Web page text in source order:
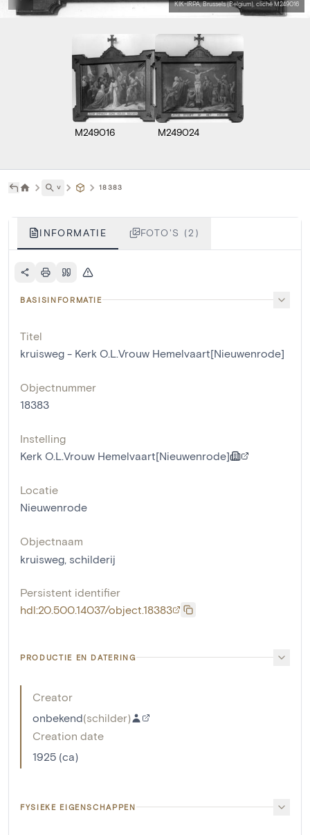
KIK-IRPA, Brussels (Belgium), cliché M249016
M249016 M249024
˅ 18383
INFORMATIE FOTO'S (2)
BASISINFORMATIE
Titel
kruisweg - Kerk O.L.Vrouw Hemelvaart[Nieuwenrode]
Objectnummer
18383
Instelling
Kerk O.L.Vrouw Hemelvaart[Nieuwenrode]
Locatie
Nieuwenrode
Objectnaam
kruisweg, schilderij
Persistent identifier
hdl:20.500.14037/object.18383
PRODUCTIE EN DATERING
Creator
onbekend(schilder)
Creation date
1925 (ca)
FYSIEKE EIGENSCHAPPEN